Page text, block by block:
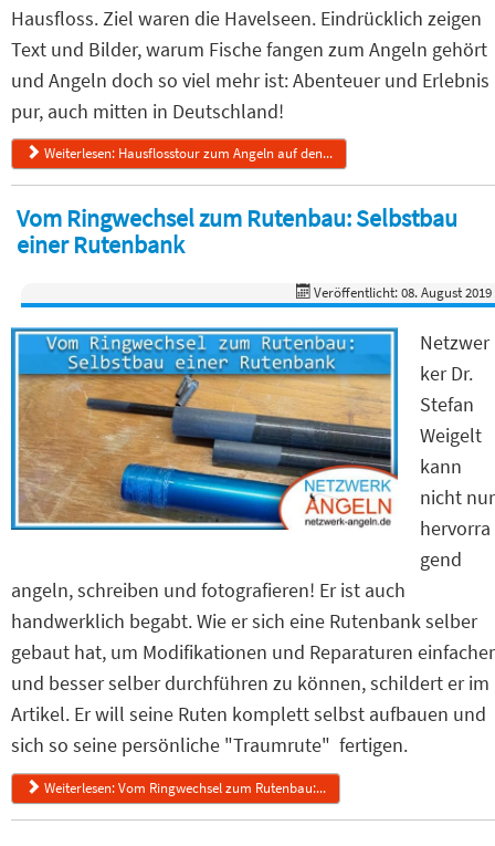
Hausfloss. Ziel waren die Havelseen. Eindrücklich zeigen
Text und Bilder, warum Fische fangen zum Angeln gehört
und Angeln doch so viel mehr ist: Abenteuer und Erlebnis
pur, auch mitten in Deutschland!
Weiterlesen: Hausflosstour zum Angeln auf den...
Vom Ringwechsel zum Rutenbau: Selbstbau
einer Rutenbank
Veröffentlicht: 08. August 2019
Netzwer
ker Dr.
Stefan
Weigelt
kann
nicht nur
hervorra
gend
angeln, schreiben und fotografieren! Er ist auch
handwerklich begabt. Wie er sich eine Rutenbank selber
gebaut hat, um Modifikationen und Reparaturen einfacher
und besser selber durchführen zu können, schildert er im
Artikel. Er will seine Ruten komplett selbst aufbauen und
sich so seine persönliche "Traumrute" fertigen.
Weiterlesen: Vom Ringwechsel zum Rutenbau:...